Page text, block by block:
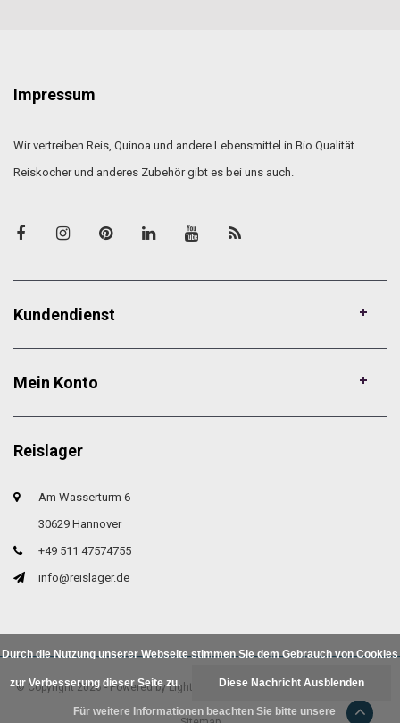
Impressum
Wir vertreiben Reis, Quinoa und andere Lebensmittel in Bio Qualität.
Reiskocher und anderes Zubehör gibt es bei uns auch.
Kundendienst
Mein Konto
Reislager
Am Wasserturm 6
30629 Hannover
+49 511 47574755
info@reislager.de
© Copyright 2026 - Powered byLightspeed- Theme by DMWS.nl|RSS feed
Durch die Nutzung unserer Webseite stimmen Sie dem Gebrauch von Cookies
zur Verbesserung dieser Seite zu. Diese Nachricht Ausblenden
Für weitere Informationen beachten Sie bitte unsere